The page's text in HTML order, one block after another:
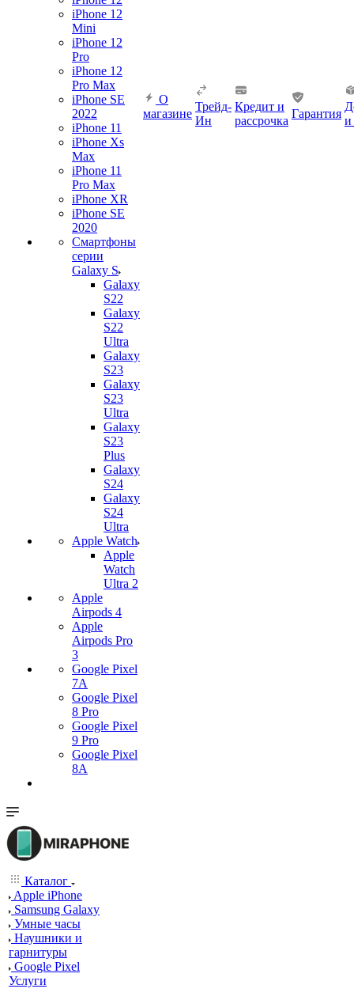
iPhone 12
Mini
iPhone 12
Pro
iPhone 12
Pro Max
iPhone SE
2022
iPhone 11
iPhone Xs
Max
iPhone 11
Pro Max
iPhone XR
iPhone SE
2020
Смартфоны
серии
Galaxy S
Galaxy
S22
Galaxy
S22
Ultra
Galaxy
S23
Galaxy
S23
Ultra
Galaxy
S23
Plus
Galaxy
S24
Galaxy
S24
Ultra
Apple Watch
Apple
Watch
Ultra 2
Apple
Airpods 4
Apple
Airpods Pro
3
Google Pixel
7А
Google Pixel
8 Pro
Google Pixel
9 Pro
Google Pixel
8A
О
магазине
Трейд-
Ин
Кредит и
рассрочка
Гарантия
и
Каталог
Apple iPhone
Samsung Galaxy
Умные часы
Наушники и
гарнитуры
Google Pixel
Услуги